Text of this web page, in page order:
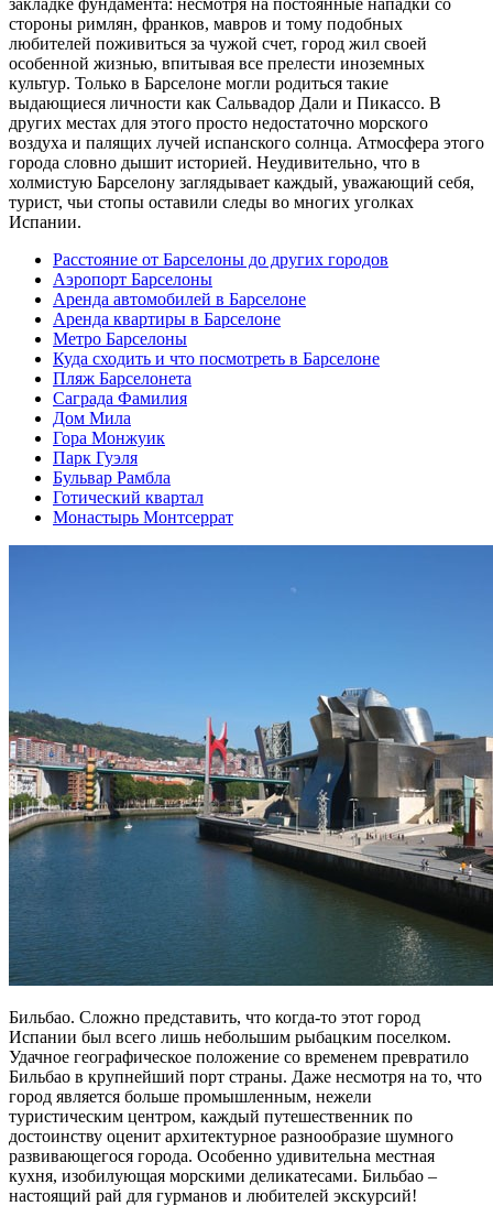
стороны римлян, франков, мавров и тому подобных
любителей поживиться за чужой счет, город жил своей
особенной жизнью, впитывая все прелести иноземных
культур. Только в Барселоне могли родиться такие
выдающиеся личности как Сальвадор Дали и Пикассо. В
других местах для этого просто недостаточно морского
воздуха и палящих лучей испанского солнца. Атмосфера этого
города словно дышит историей. Неудивительно, что в
холмистую Барселону заглядывает каждый, уважающий себя,
турист, чьи стопы оставили следы во многих уголках
Испании.
Расстояние от Барселоны до других городов
Аэропорт Барселоны
Аренда автомобилей в Барселоне
Аренда квартиры в Барселоне
Метро Барселоны
Куда сходить и что посмотреть в Барселоне
Пляж Барселонета
Саграда Фамилия
Дом Мила
Гора Монжуик
Парк Гуэля
Бульвар Рамбла
Готический квартал
Монастырь Монтсеррат
Бильбао. Сложно представить, что когда-то этот город
Испании был всего лишь небольшим рыбацким поселком.
Удачное географическое положение со временем превратило
Бильбао в крупнейший порт страны. Даже несмотря на то, что
город является больше промышленным, нежели
туристическим центром, каждый путешественник по
достоинству оценит архитектурное разнообразие шумного
развивающегося города. Особенно удивительна местная
кухня, изобилующая морскими деликатесами. Бильбао –
настоящий рай для гурманов и любителей экскурсий!